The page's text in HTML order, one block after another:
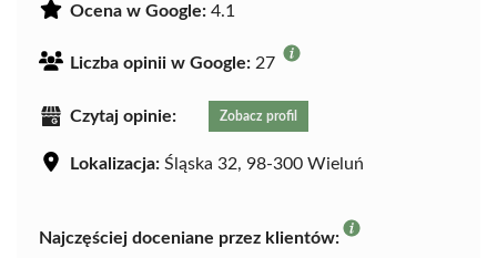
Ocena w Google: 4.1
Liczba opinii w Google: 27
Czytaj opinie: Zobacz profil
Lokalizacja: Śląska 32, 98-300 Wieluń
Najczęściej doceniane przez klientów: